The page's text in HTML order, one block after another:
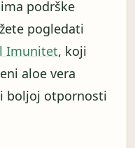
podrške
pogledati
Imunitet, koji
aloe vera
boljoj otpornosti